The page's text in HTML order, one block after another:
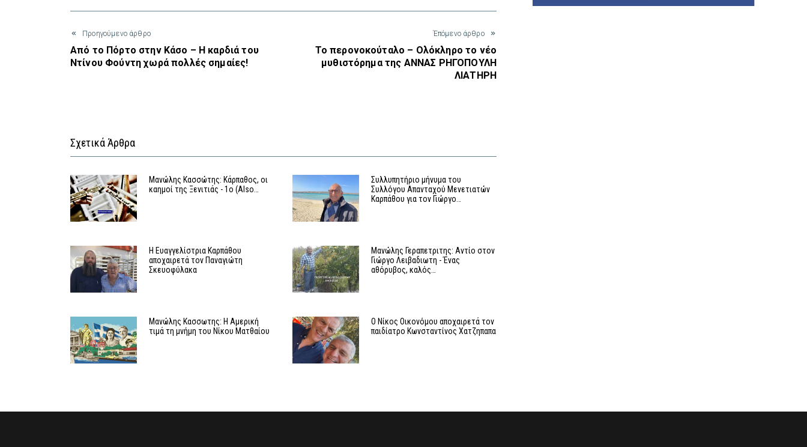
Προηγούμενο άρθρο
Από το Πόρτο στην Κάσο – Η καρδιά του
Ντίνου Φούντη χωρά πολλές σημαίες!
Έπόμενο άρθρο
Το περονοκούταλο – Ολόκληρο το νέο
μυθιστόρημα της ΑΝΝΑΣ ΡΗΓΟΠΟΥΛΗ
ΛΙΑΤΗΡΗ
Σχετικά Άρθρα
Μανώλης Κασσώτης: Κάρπαθος, οι
καημοί της Ξενιτιάς - 1ο (Also…
Συλλυπητήριο μήνυμα του
Συλλόγου Απανταχού Μενετιατών
Καρπάθου για τον Γιώργο…
Η Ευαγγελίστρια Καρπάθου
αποχαιρετά τον Παναγιώτη
Σκευοφύλακα
Μανώλης Γεραπετριτης: Αντίο στον
Γιώργο Λειβαδιωτη - Ένας
αθόρυβος, καλός…
Μανώλης Κασσωτης: Η Αμερική
τιμά τη μνήμη του Νίκου Ματθαίου
Ο Νίκος Οικονόμου αποχαιρετά τον
παιδίατρο Κωνσταντίνος Χατζηπαπα